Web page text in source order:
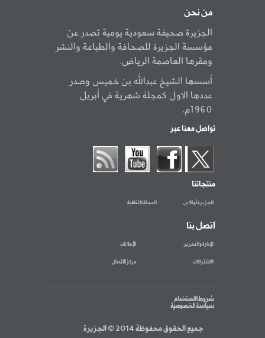
من نحن
الجزيرة صحيفة سعودية يومية تصدر عن
مؤسسة الجزيرة للصحافة والطباعة والنشر
ومقرها العاصمة الرياض.
أسسها الشيخ عبدالله بن خميس وصدر
عددها الاول كمجلة شهرية في أبريل
1960م.
تواصل معنا عبر
منتجاتنا
الجزيرة أونلاين المجلة الثقافية
اتصل بنا
الإدارة والتحرير الإعلانات
الاشتراكات مركز الاتصال
شروط الاستخدام
سياسة الخصوصية
جميع الحقوق محفوظة 2014 © الجزيرة